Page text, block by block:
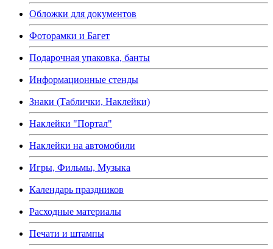
Обложки для документов
Фоторамки и Багет
Подарочная упаковка, банты
Информационные стенды
Знаки (Таблички, Наклейки)
Наклейки "Портал"
Наклейки на автомобили
Игры, Фильмы, Музыка
Календарь праздников
Расходные материалы
Печати и штампы